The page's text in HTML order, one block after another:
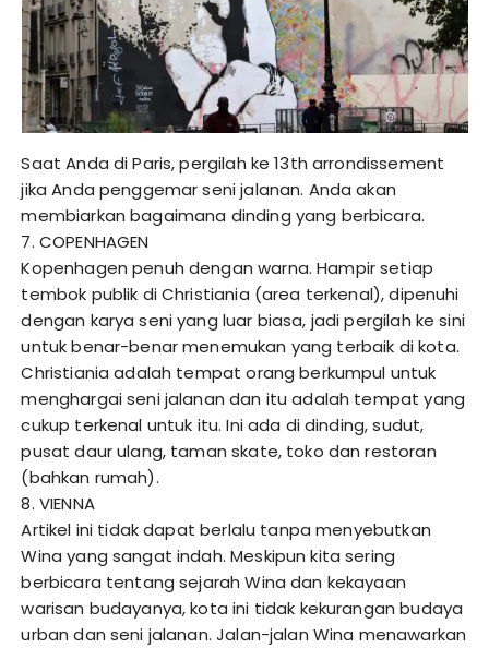
Saat Anda di Paris, pergilah ke 13th arrondissement
jika Anda penggemar seni jalanan. Anda akan
membiarkan bagaimana dinding yang berbicara.
7. COPENHAGEN
Kopenhagen penuh dengan warna. Hampir setiap
tembok publik di Christiania (area terkenal), dipenuhi
dengan karya seni yang luar biasa, jadi pergilah ke sini
untuk benar-benar menemukan yang terbaik di kota.
Christiania adalah tempat orang berkumpul untuk
menghargai seni jalanan dan itu adalah tempat yang
cukup terkenal untuk itu. Ini ada di dinding, sudut,
pusat daur ulang, taman skate, toko dan restoran
(bahkan rumah).
8. VIENNA
Artikel ini tidak dapat berlalu tanpa menyebutkan
Wina yang sangat indah. Meskipun kita sering
berbicara tentang sejarah Wina dan kekayaan
warisan budayanya, kota ini tidak kekurangan budaya
urban dan seni jalanan. Jalan-jalan Wina menawarkan